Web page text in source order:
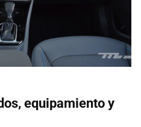
equipamiento y